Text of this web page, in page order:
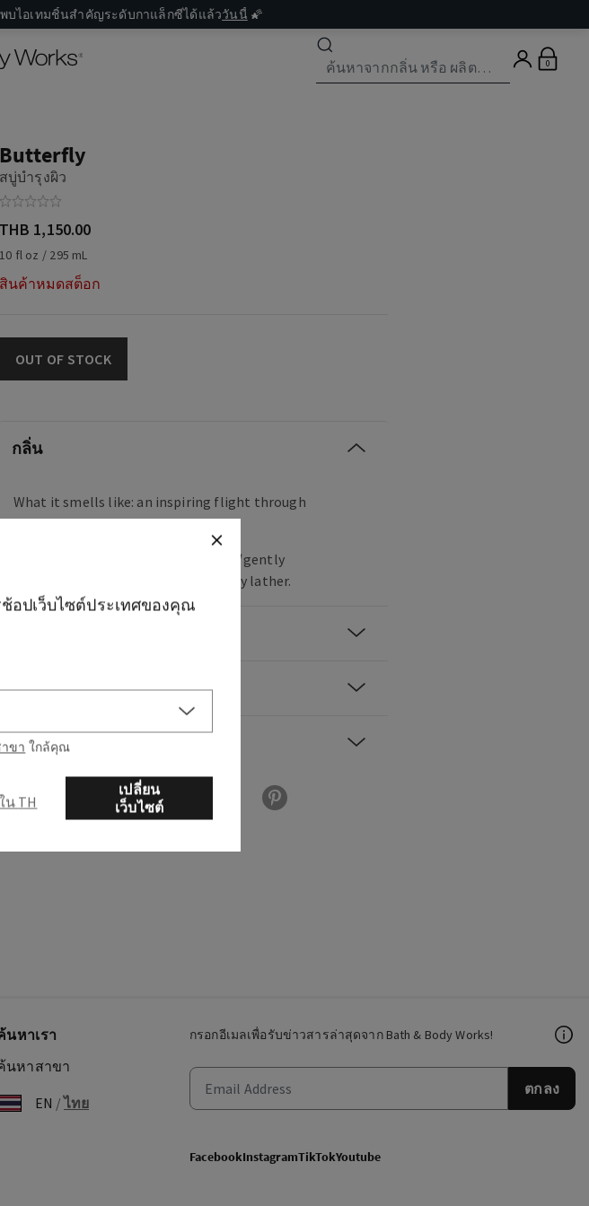
บไอเทมชิ้นสำคัญระดับกาแล็กซีได้แล้ววันนี้ 🌠
0
Butterfly
สบู่บำรุงผิว
THB 1,150.00
10 fl oz / 295 mL
สินค้าหมดสต็อก
OUT OF STOCK
กลิ่น
What it smells like: an inspiring flight through
sweet, floral spring air.
gently
cleanses your skin with a rich, creamy lather.
วิธีใช้
ส่วนผสม
กรอกอีเมลเพื่อรับข่าวสารล่าสุดจาก Bath & Body Works!
ตกลง
FacebookInstagramTikTokYoutube
นหาเรา
นหาสาขา
EN /ไทย
อปเว็บไซต์ประเทศของคุณ
ขา ใกล้คุณ
อยู่ใน TH
เปลี่ยน
เว็บไซต์